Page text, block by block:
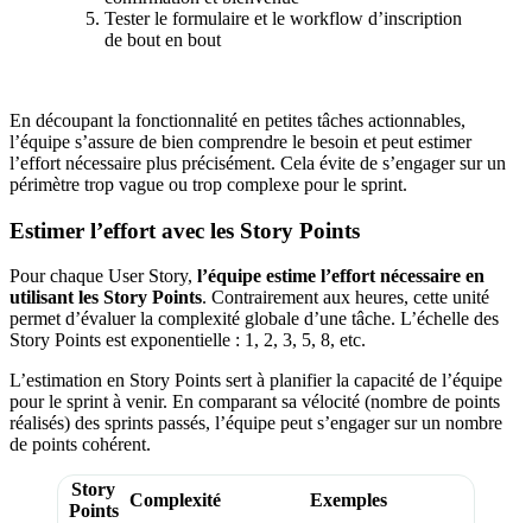
Tester le formulaire et le workflow d’inscription
de bout en bout
En découpant la fonctionnalité en petites tâches actionnables,
l’équipe s’assure de bien comprendre le besoin et peut estimer
l’effort nécessaire plus précisément. Cela évite de s’engager sur un
périmètre trop vague ou trop complexe pour le sprint.
Estimer l’effort avec les Story Points
Pour chaque User Story, l’équipe estime l’effort nécessaire en
utilisant les Story Points. Contrairement aux heures, cette unité
permet d’évaluer la complexité globale d’une tâche. L’échelle des
Story Points est exponentielle : 1, 2, 3, 5, 8, etc.
L’estimation en Story Points sert à planifier la capacité de l’équipe
pour le sprint à venir. En comparant sa vélocité (nombre de points
réalisés) des sprints passés, l’équipe peut s’engager sur un nombre
de points cohérent.
Story
Points
Complexité Exemples